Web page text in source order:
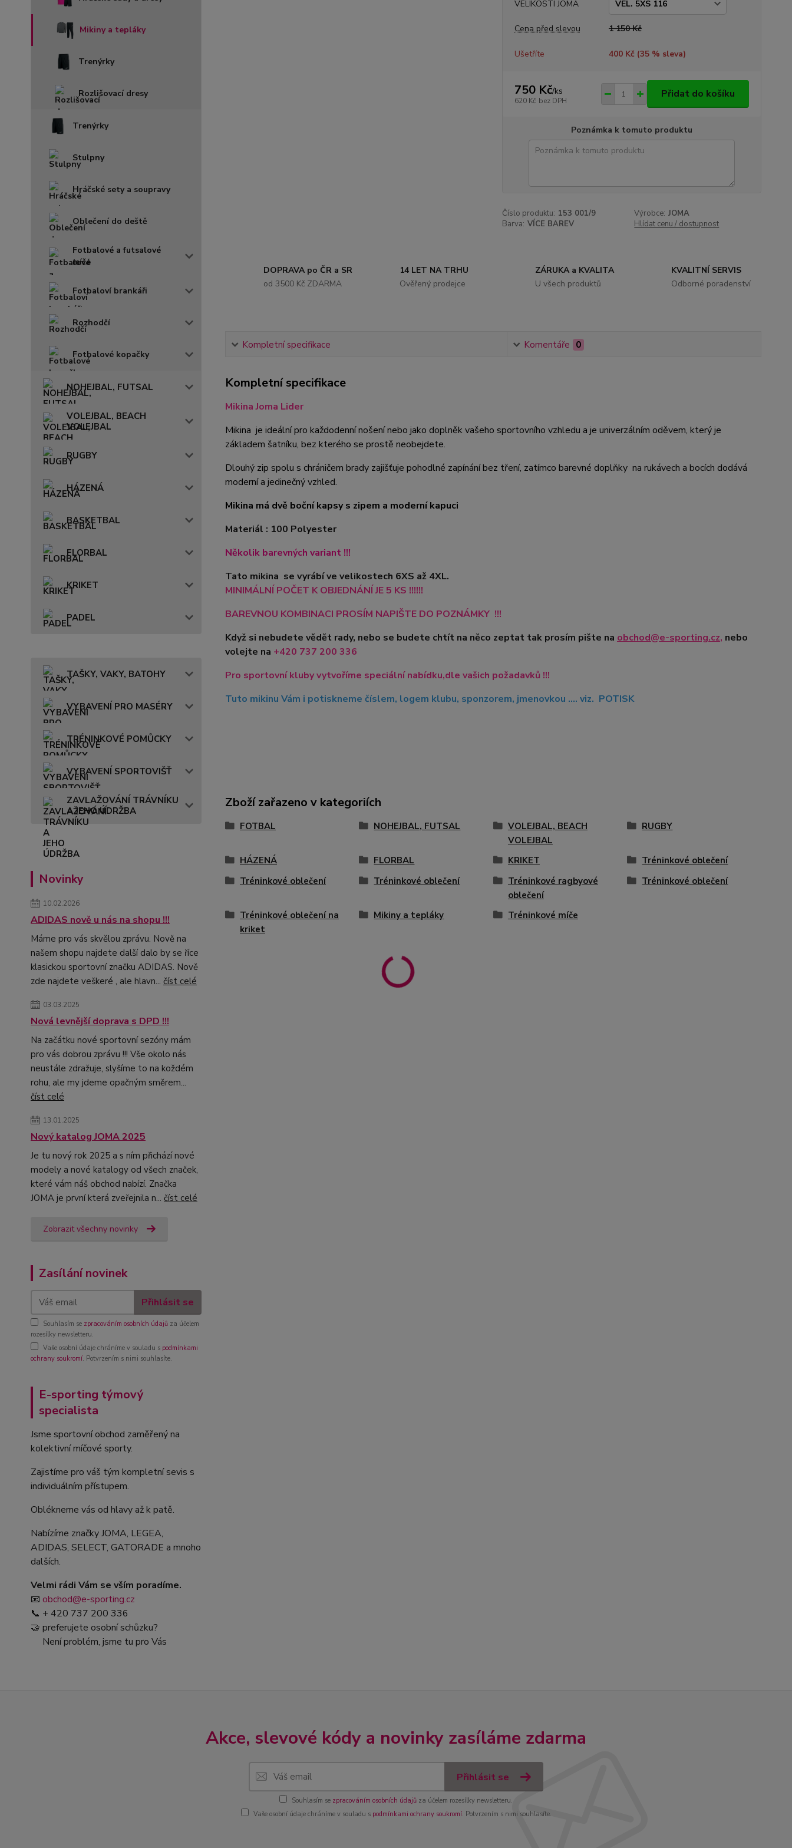
Mikiny a tepláky
Trenýrky
Rozlišovací dresy
Trenýrky
Stulpny
Hráčské sety a soupravy
Oblečení do deště
Fotbalové a futsalové
míče
Fotbaloví brankáři
Rozhodčí
Fotbalové kopačky
NOHEJBAL, FUTSAL
VOLEJBAL, BEACH
VOLEJBAL
RUGBY
HÁZENÁ
BASKETBAL
FLORBAL
KRIKET
PADEL
TAŠKY, VAKY, BATOHY
VYBAVENÍ PRO MASÉRY
TRÉNINKOVÉ POMŮCKY
VYBAVENÍ SPORTOVIŠŤ
ZAVLAŽOVÁNÍ TRÁVNÍKU
A JEHO ÚDRŽBA
Novinky
10.02.2026
ADIDAS nově u nás na shopu !!!
Máme pro vás skvělou zprávu. Nově na
našem shopu najdete další dalo by se říce
klasickou sportovní značku ADIDAS. Nově
zde najdete veškeré , ale hlavn... číst celé
03.03.2025
Nová levnější doprava s DPD !!!
Na začátku nové sportovní sezóny mám
pro vás dobrou zprávu !!! Vše okolo nás
neustále zdražuje, slyšíme to na koždém
rohu, ale my jdeme opačným směrem...
číst celé
13.01.2025
Nový katalog JOMA 2025
Je tu nový rok 2025 a s ním přichází nové
modely a nové katalogy od všech značek,
které vám náš obchod nabízí. Značka
JOMA je první která zveřejnila n... číst celé
Zobrazit všechny novinky
Zasílání novinek
Přihlásit se
Souhlasím se zpracováním osobních údajů za účelem
rozesílky newsletteru.
Vaše osobní údaje chráníme v souladu s podmínkami
ochrany soukromí. Potvrzením s nimi souhlasíte.
E-sporting týmový
specialista
Jsme sportovní obchod zaměřený na
kolektivní míčové sporty.
Zajistíme pro váš tým kompletní sevis s
individuálním přístupem.
Oblékneme vás od hlavy až k patě.
Nabízíme značky JOMA, LEGEA,
ADIDAS, SELECT, GATORADE a mnoho
dalších.
Velmi rádi Vám se vším poradíme.
📧 obchod@e-sporting.cz
📞 + 420 737 200 336
🤝 preferujete osobní schůzku?
Není problém, jsme tu pro Vás
VELIKOSTI JOMA
Cena před slevou 1 150 Kč
Ušetříte 400 Kč (35% sleva)
750 Kč/ks
620 Kč bez DPH
Přidat do košíku
Poznámka k tomuto produktu
Číslo produktu: 153 001/9 Výrobce: JOMA
Barva: VÍCE BAREV Hlídat cenu / dostupnost
DOPRAVA po ČR a SR
od 3500 Kč ZDARMA
14 LET NA TRHU
Ověřený prodejce
ZÁRUKA a KVALITA
U všech produktů
KVALITNÍ SERVIS
Odborné poradenství
Kompletní specifikace Komentáře 0
Kompletní specifikace
Mikina Joma Lider
Mikina je ideální pro každodenní nošení nebo jako doplněk vašeho sportovního vzhledu a je univerzálním oděvem, který je
základem šatníku, bez kterého se prostě neobejdete.
Dlouhý zip spolu s chráničem brady zajišťuje pohodlné zapínání bez tření, zatímco barevné doplňky na rukávech a bocích dodává
moderní a jedinečný vzhled.
Mikina má dvě boční kapsy s zipem a moderní kapuci
Materiál : 100 Polyester
Několik barevných variant !!!
Tato mikina se vyrábí ve velikostech 6XS až 4XL.
MINIMÁLNÍ POČET K OBJEDNÁNÍ JE 5 KS !!!!!!
BAREVNOU KOMBINACI PROSÍM NAPIŠTE DO POZNÁMKY !!!
Když si nebudete vědět rady, nebo se budete chtít na něco zeptat tak prosím pište na obchod@e-sporting.cz, nebo
volejte na +420 737 200 336
Pro sportovní kluby vytvoříme speciální nabídku,dle vašich požadavků !!!
Tuto mikinu Vám i potiskneme číslem, logem klubu, sponzorem, jmenovkou .... viz. POTISK
Zboží zařazeno v kategoriích
FOTBAL NOHEJBAL, FUTSAL
VOLEJBAL, BEACH
VOLEJBAL
RUGBY
HÁZENÁ FLORBAL KRIKET
Tréninkové oblečení
Tréninkové oblečení
Tréninkové oblečení
Tréninkové ragbyové
oblečení
Tréninkové oblečení
Tréninkové oblečení na
kriket
Mikiny a tepláky Tréninkové míče
Akce, slevové kódy a novinky zasíláme zdarma
Přihlásit se
Souhlasím se zpracováním osobních údajů za účelem rozesílky newsletteru.
Vaše osobní údaje chráníme v souladu s podmínkami ochrany soukromí. Potvrzením s nimi souhlasíte.